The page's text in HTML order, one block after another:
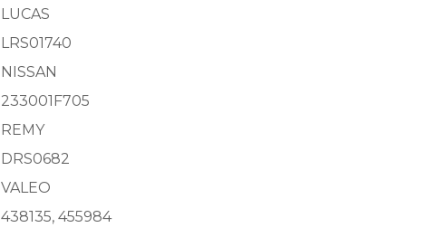
LUCAS
LRS01740
NISSAN
233001F705
REMY
DRS0682
VALEO
438135, 455984